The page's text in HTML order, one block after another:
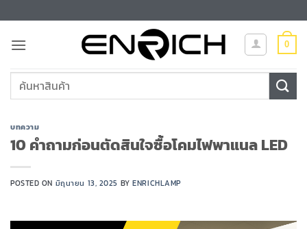
ไป
ยัง
0
ค้นหา:
บทความ
10 คำถามก่อนตัดสินใจซื้อโคมไฟพาแนล LED
POSTED ON มิถุนายน 13, 2025 BYENRICHLAMP